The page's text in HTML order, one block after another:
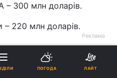
300 млн доларів.
– 220 млн доларів.
Реклама
ПОГОДА ЛАЙТ